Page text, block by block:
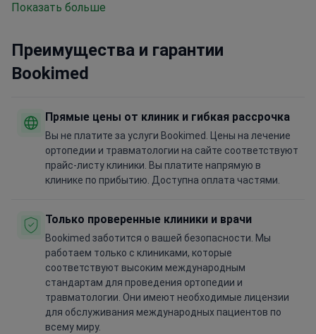
Показать больше
Преимущества и гарантии
Bookimed
Прямые цены от клиник и гибкая рассрочка
Вы не платите за услуги Bookimed. Цены на лечение
ортопедии и травматологии на сайте соответствуют
прайс-листу клиники. Вы платите напрямую в
клинике по прибытию. Доступна оплата частями.
Только проверенные клиники и врачи
Bookimed заботится о вашей безопасности. Мы
работаем только с клиниками, которые
соответствуют высоким международным
стандартам для проведения ортопедии и
травматологии. Они имеют необходимые лицензии
для обслуживания международных пациентов по
всему миру.